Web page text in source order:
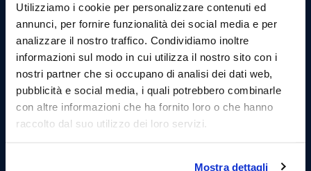
Utilizziamo i cookie per personalizzare contenuti ed
annunci, per fornire funzionalità dei social media e per
analizzare il nostro traffico. Condividiamo inoltre
informazioni sul modo in cui utilizza il nostro sito con i
nostri partner che si occupano di analisi dei dati web,
pubblicità e social media, i quali potrebbero combinarle
con altre informazioni che ha fornito loro o che hanno
raccolto dal suo utilizzo dei loro servizi.
Mostra dettagli
Quatrième arrêt : Grotte Bleue.
La Grotte Bleue, certainement l'un des endroits les
plus évocateurs que la visite puisse offrir. Ici, une fois
arrivés, les invités pourront nager à l’intérieur pour
découvrir les merveilles qu’il recèle.